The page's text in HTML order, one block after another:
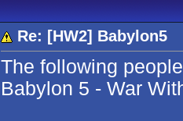
Re: [HW2] Babylon5
The following
Babylon 5 - War